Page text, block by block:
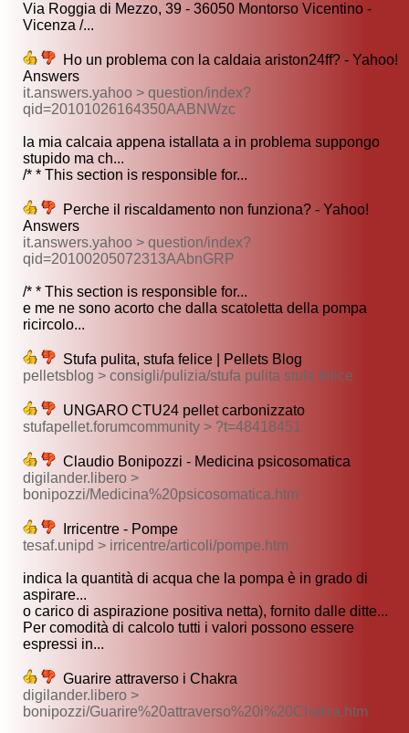
Via Roggia di Mezzo, 39 - 36050 Montorso Vicentino -
Vicenza /...
Ho un problema con la caldaia ariston24ff? - Yahoo!
Answers
it.answers.yahoo > question/index?
qid=20101026164350AABNWzc
la mia calcaia appena istallata a in problema suppongo
stupido ma ch...
/* * This section is responsible for...
Perche il riscaldamento non funziona? - Yahoo!
Answers
it.answers.yahoo > question/index?
qid=20100205072313AAbnGRP
/* * This section is responsible for...
e me ne sono acorto che dalla scatoletta della pompa
ricircolo...
Stufa pulita, stufa felice | Pellets Blog
pelletsblog > consigli/pulizia/stufa pulita stufa felice
UNGARO CTU24 pellet carbonizzato
stufapellet.forumcommunity > ?t=48418451
Claudio Bonipozzi - Medicina psicosomatica
digilander.libero >
bonipozzi/Medicina%20psicosomatica.htm
Irricentre - Pompe
tesaf.unipd > irricentre/articoli/pompe.htm
indica la quantità di acqua che la pompa è in grado di
aspirare...
o carico di aspirazione positiva netta), fornito dalle ditte...
Per comodità di calcolo tutti i valori possono essere
espressi in...
Guarire attraverso i Chakra
digilander.libero >
bonipozzi/Guarire%20attraverso%20i%20Chakra.htm